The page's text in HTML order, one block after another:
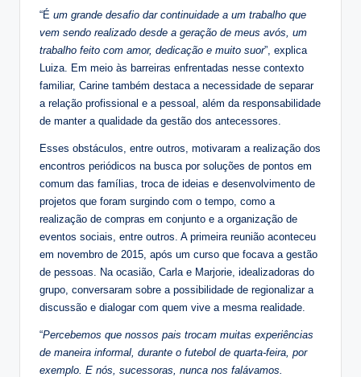
“É um grande desafio dar continuidade a um trabalho que
vem sendo realizado desde a geração de meus avós, um
trabalho feito com amor, dedicação e muito suor”, explica
Luiza. Em meio às barreiras enfrentadas nesse contexto
familiar, Carine também destaca a necessidade de separar
a relação profissional e a pessoal, além da responsabilidade
de manter a qualidade da gestão dos antecessores.
Esses obstáculos, entre outros, motivaram a realização dos
encontros periódicos na busca por soluções de pontos em
comum das famílias, troca de ideias e desenvolvimento de
projetos que foram surgindo com o tempo, como a
realização de compras em conjunto e a organização de
eventos sociais, entre outros. A primeira reunião aconteceu
em novembro de 2015, após um curso que focava a gestão
de pessoas. Na ocasião, Carla e Marjorie, idealizadoras do
grupo, conversaram sobre a possibilidade de regionalizar a
discussão e dialogar com quem vive a mesma realidade.
“Percebemos que nossos pais trocam muitas experiências
de maneira informal, durante o futebol de quarta-feira, por
exemplo. E nós, sucessoras, nunca nos falávamos.